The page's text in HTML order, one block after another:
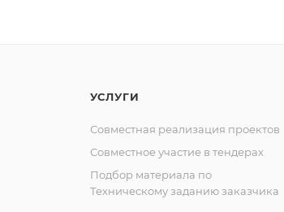
УСЛУГИ
Совместная реализация проектов
Совместное участие в тендерах
Подбор материала по
Техническому заданию заказчика